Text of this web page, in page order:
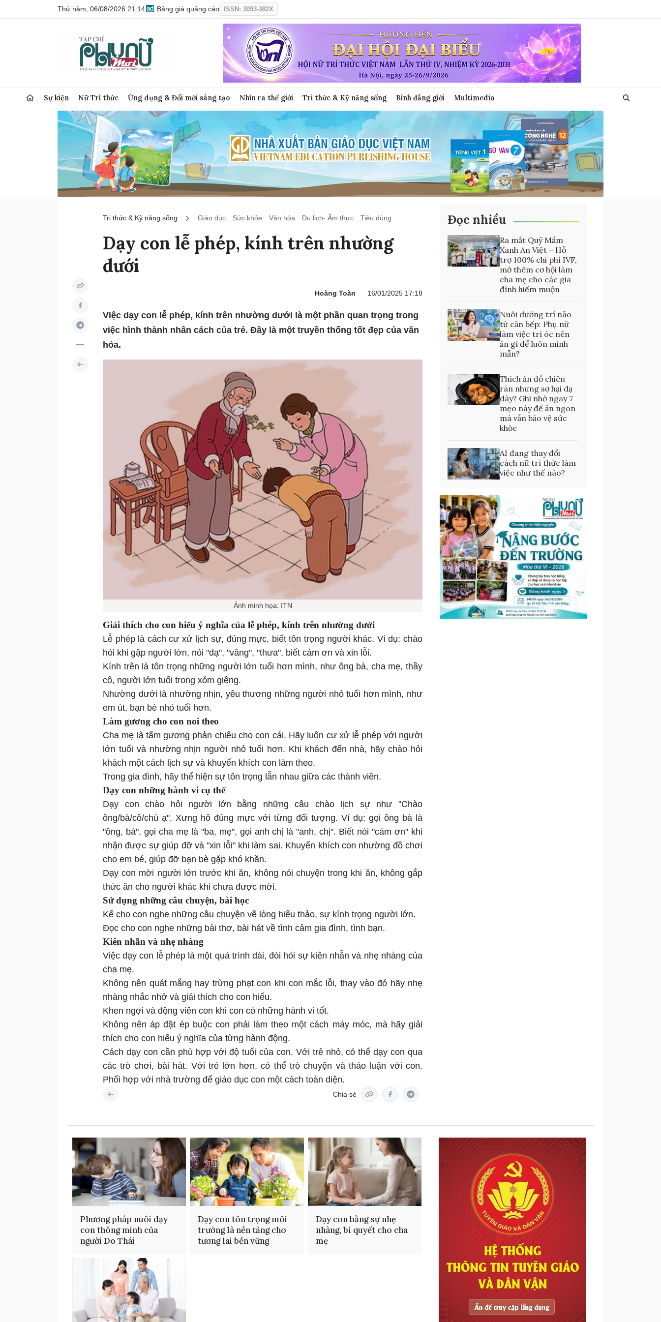
Thứ năm, 06/08/2026 21:14 Bảng giá quảng cáo ISSN: 3093-382X
Sự kiện Nữ Trí thức Ứng dụng & Đổi mới sáng tạo Nhìn ra thế giới Tri thức & Kỹ năng sống Bình đẳng giới Multimedia
Tri thức & Kỹ năng sống Giáo dục Sức khỏe Văn hóa Du lịch- Ẩm thực Tiêu dùng
Dạy con lễ phép, kính trên nhường
dưới
Hoàng Toàn 16/01/2025 17:18
Việc dạy con lễ phép, kính trên nhường dưới là một phần quan trọng trong
việc hình thành nhân cách của trẻ. Đây là một truyền thống tốt đẹp của văn
hóa.
Ảnh minh họa: ITN
Giải thích cho con hiểu ý nghĩa của lễ phép, kính trên nhường dưới
Lễ phép là cách cư xử lịch sự, đúng mực, biết tôn trọng người khác. Ví dụ: chào
hỏi khi gặp người lớn, nói "dạ", "vâng", "thưa", biết cảm ơn và xin lỗi.
Kính trên là tôn trọng những người lớn tuổi hơn mình, như ông bà, cha mẹ, thầy
cô, người lớn tuổi trong xóm giềng.
Nhường dưới là nhường nhịn, yêu thương những người nhỏ tuổi hơn mình, như
em út, bạn bè nhỏ tuổi hơn.
Làm gương cho con noi theo
Cha mẹ là tấm gương phản chiếu cho con cái. Hãy luôn cư xử lễ phép với người
lớn tuổi và nhường nhịn người nhỏ tuổi hơn. Khi khách đến nhà, hãy chào hỏi
khách một cách lịch sự và khuyến khích con làm theo.
Trong gia đình, hãy thể hiện sự tôn trọng lẫn nhau giữa các thành viên.
Dạy con những hành vi cụ thể
Dạy con chào hỏi người lớn bằng những câu chào lịch sự như "Chào
ông/bà/cô/chú ạ". Xưng hô đúng mực với từng đối tượng. Ví dụ: gọi ông bà là
"ông, bà", gọi cha mẹ là "ba, mẹ", gọi anh chị là "anh, chị". Biết nói "cảm ơn" khi
nhận được sự giúp đỡ và "xin lỗi" khi làm sai. Khuyến khích con nhường đồ chơi
cho em bé, giúp đỡ bạn bè gặp khó khăn.
Dạy con mời người lớn trước khi ăn, không nói chuyện trong khi ăn, không gắp
thức ăn cho người khác khi chưa được mời.
Sử dụng những câu chuyện, bài học
Kể cho con nghe những câu chuyện về lòng hiếu thảo, sự kính trọng người lớn.
Đọc cho con nghe những bài thơ, bài hát về tình cảm gia đình, tình bạn.
Kiên nhẫn và nhẹ nhàng
Việc dạy con lễ phép là một quá trình dài, đòi hỏi sự kiên nhẫn và nhẹ nhàng của
cha mẹ.
Không nên quát mắng hay trừng phạt con khi con mắc lỗi, thay vào đó hãy nhẹ
nhàng nhắc nhở và giải thích cho con hiểu.
Khen ngợi và động viên con khi con có những hành vi tốt.
Không nên áp đặt ép buộc con phải làm theo một cách máy móc, mà hãy giải
thích cho con hiểu ý nghĩa của từng hành động.
Cách dạy con cần phù hợp với độ tuổi của con. Với trẻ nhỏ, có thể dạy con qua
các trò chơi, bài hát. Với trẻ lớn hơn, có thể trò chuyện và thảo luận với con.
Phối hợp với nhà trường để giáo dục con một cách toàn diện.
Chia sẻ
Đọc nhiều
Ra mắt Quỹ Mầm
Xanh An Việt – Hỗ
trợ 100% chi phí IVF,
mở thêm cơ hội làm
cha mẹ cho các gia
đình hiếm muộn
Nuôi dưỡng trí não
từ căn bếp: Phụ nữ
làm việc trí óc nên
ăn gì để luôn minh
mẫn?
Thích ăn đồ chiên
rán nhưng sợ hại dạ
dày? Ghi nhớ ngay 7
mẹo này để ăn ngon
mà vẫn bảo vệ sức
khỏe
AI đang thay đổi
cách nữ trí thức làm
việc như thế nào?
Phương pháp nuôi dạy
con thông minh của
người Do Thái
Dạy con tôn trọng môi
trường là nền tảng cho
tương lai bền vững
Dạy con bằng sự nhẹ
nhàng, bí quyết cho cha
mẹ